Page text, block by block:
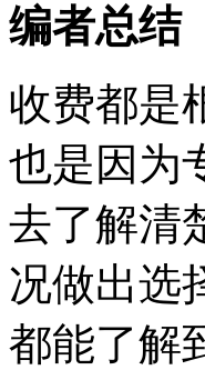
编者总结
收费都是
也是因为
去了解清
况做出选
都能了解